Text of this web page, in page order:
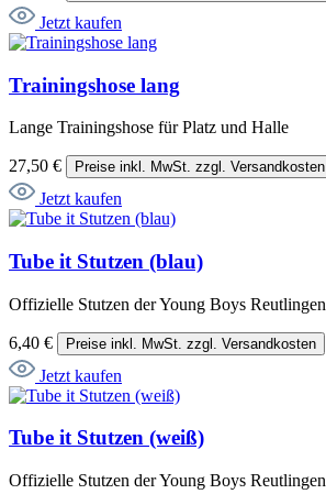
Jetzt kaufen
Trainingshose lang
Lange Trainingshose für Platz und Halle
27,50 € Preise inkl. MwSt. zzgl. Versandkosten
Jetzt kaufen
Tube it Stutzen (blau)
Offizielle Stutzen der Young Boys Reutlingen
6,40 € Preise inkl. MwSt. zzgl. Versandkosten
Jetzt kaufen
Tube it Stutzen (weiß)
Offizielle Stutzen der Young Boys Reutlingen